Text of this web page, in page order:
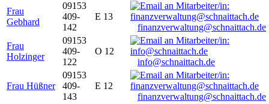
Frau
Gebhard
09153
409-
142
E 13
finanzverwaltung@schnaittach.de
Frau
Holzinger
09153
409-
122
O 12
info@schnaittach.de
Frau Hüßner
09153
409-
143
E 12
finanzverwaltung@schnaittach.de